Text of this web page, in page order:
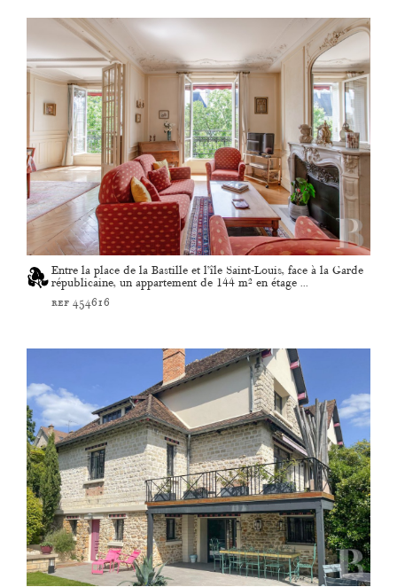
Entre la place de la Bastille et l’île Saint-Louis, face à la Garde
républicaine, un appartement de 144 m² en étage ...
ref 454616